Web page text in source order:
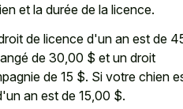
et la durée de la licence.
de licence d'un an est de
de 30,00 $ et un droit
de 15 $. Si votre chien
an est de 15,00 $.